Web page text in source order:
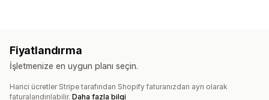
Ayarlayabileceğiniz fiyatlandırma
Sabit fiyatlandırma Freemium Deneme süreleri
Fiyatlandırma
İşletmenize en uygun planı seçin.
Harici ücretler Stripe tarafından Shopify faturanızdan ayrı olarak
faturalandırılabilir. Daha fazla bilgi